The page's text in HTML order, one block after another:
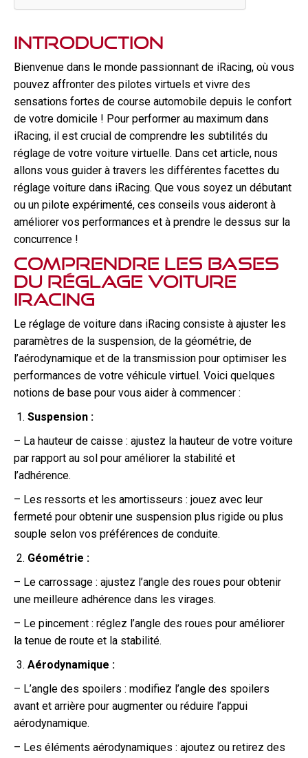
Introduction
Bienvenue dans le monde passionnant de iRacing, où vous
pouvez affronter des pilotes virtuels et vivre des
sensations fortes de course automobile depuis le confort
de votre domicile ! Pour performer au maximum dans
iRacing, il est crucial de comprendre les subtilités du
réglage de votre voiture virtuelle. Dans cet article, nous
allons vous guider à travers les différentes facettes du
réglage voiture dans iRacing. Que vous soyez un débutant
ou un pilote expérimenté, ces conseils vous aideront à
améliorer vos performances et à prendre le dessus sur la
concurrence !
Comprendre les bases
du réglage voiture
iRacing
Le réglage de voiture dans iRacing consiste à ajuster les
paramètres de la suspension, de la géométrie, de
l’aérodynamique et de la transmission pour optimiser les
performances de votre véhicule virtuel. Voici quelques
notions de base pour vous aider à commencer :
Suspension :
– La hauteur de caisse : ajustez la hauteur de votre voiture
par rapport au sol pour améliorer la stabilité et
l’adhérence.
– Les ressorts et les amortisseurs : jouez avec leur
fermeté pour obtenir une suspension plus rigide ou plus
souple selon vos préférences de conduite.
Géométrie :
– Le carrossage : ajustez l’angle des roues pour obtenir
une meilleure adhérence dans les virages.
– Le pincement : réglez l’angle des roues pour améliorer
la tenue de route et la stabilité.
Aérodynamique :
– L’angle des spoilers : modifiez l’angle des spoilers
avant et arrière pour augmenter ou réduire l’appui
aérodynamique.
– Les éléments aérodynamiques : ajoutez ou retirez des